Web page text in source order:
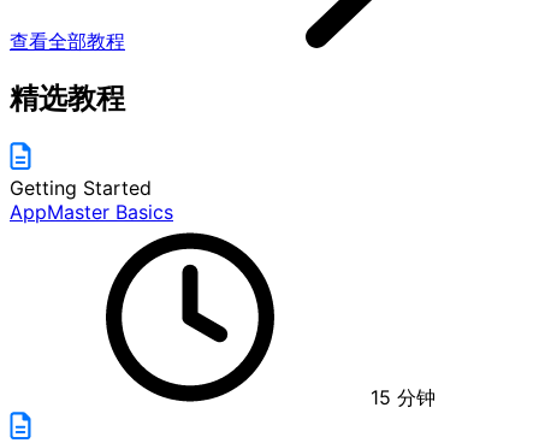
查看全部教程
精选教程
Getting Started
AppMaster Basics
15 分钟